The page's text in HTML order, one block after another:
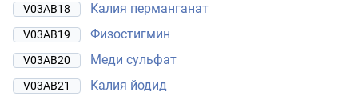
V03AB18 Калия перманганат
V03AB19 Физостигмин
V03AB20 Меди сульфат
V03AB21 Калия йодид